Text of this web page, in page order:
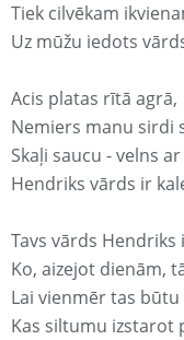
Tiek cilvēkam
Uz mūžu iedots
Acis platas rītā agrā,
Nemiers manu sirdi
Skaļi saucu - velns
Hendriks vārds ir
Tavs vārds Hendriks
Ko, aizejot dienām,
Lai vienmēr tas būtu
Kas siltumu izstarot